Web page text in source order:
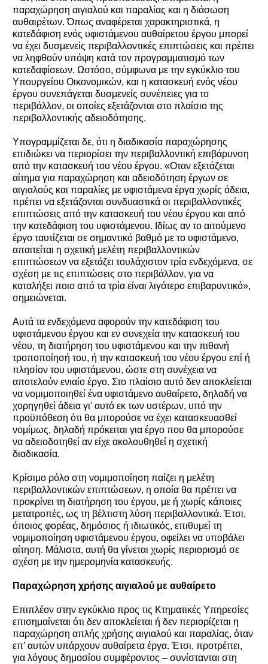
παραχώρηση αιγιαλού και παραλίας και η διάσωση
αυθαιρέτων. Όπως αναφέρεται χαρακτηριστικά, η
κατεδάφιση ενός υφιστάμενου αυθαίρετου έργου μπορεί
να έχει δυσμενείς περιβαλλοντικές επιπτώσεις και πρέπει
να ληφθούν υπόψη κατά τον προγραμματισμό των
κατεδαφίσεων. Ωστόσο, σύμφωνα με την εγκύκλιο του
Υπουργείου Οικονομικών, και η κατασκευή ενός νέου
έργου συνεπάγεται δυσμενείς συνέπειες για το
περιβάλλον, οι οποίες εξετάζονται στο πλαίσιο της
περιβαλλοντικής αδειοδότησης.
Υπογραμμίζεται δε, ότι η διαδικασία παραχώρησης
επιδιώκει να περιορίσει την περιβαλλοντική επιβάρυνση
από την κατασκευή του νέου έργου. «Οταν εξετάζεται
αίτημα για παραχώρηση και αδειοδότηση έργων σε
αιγιαλούς και παραλίες με υφιστάμενα έργα χωρίς άδεια,
πρέπει να εξετάζονται συνδυαστικά οι περιβαλλοντικές
επιπτώσεις από την κατασκευή του νέου έργου και από
την κατεδάφιση του υφιστάμενου. Ιδίως αν το αιτούμενο
έργο ταυτίζεται σε σημαντικό βαθμό με το υφιστάμενο,
απαιτείται η σχετική μελέτη περιβαλλοντικών
επιπτώσεων να εξετάζει τουλάχιστον τρία ενδεχόμενα, σε
σχέση με τις επιπτώσεις στο περιβάλλον, για να
καταλήξει ποιο από τα τρία είναι λιγότερο επιβαρυντικό»,
σημειώνεται.
Αυτά τα ενδεχόμενα αφορούν την κατεδάφιση του
υφιστάμενου έργου και εν συνεχεία την κατασκευή του
νέου, τη διατήρηση του υφιστάμενου και την πιθανή
τροποποίησή του, ή την κατασκευή του νέου έργου επί ή
πλησίον του υφιστάμενου, ώστε στη συνέχεια να
αποτελούν ενιαίο έργο. Στο πλαίσιο αυτό δεν αποκλείεται
να νομιμοποιηθεί ένα υφιστάμενο αυθαίρετο, δηλαδή να
χορηγηθεί άδεια γι’ αυτό εκ των υστέρων, υπό την
προϋπόθεση ότι θα μπορούσε να έχει κατασκευασθεί
νομίμως, δηλαδή πρόκειται για έργο που θα μπορούσε
να αδειοδοτηθεί αν είχε ακολουθηθεί η σχετική
διαδικασία.
Κρίσιμο ρόλο στη νομιμοποίηση παίζει η μελέτη
περιβαλλοντικών επιπτώσεων, η οποία θα πρέπει να
προκρίνει τη διατήρηση του έργου, με ή χωρίς κάποιες
μετατροπές, ως τη βέλτιστη λύση περιβαλλοντικά. Έτσι,
όποιος φορέας, δημόσιος ή ιδιωτικός, επιθυμεί τη
νομιμοποίηση υφιστάμενου έργου, οφείλει να υποβάλει
αίτηση. Μάλιστα, αυτή θα γίνεται χωρίς περιορισμό σε
σχέση με την ημερομηνία κατασκευής.
Παραχώρηση χρήσης αιγιαλού με αυθαίρετο
Επιπλέον στην εγκύκλιο προς τις Κτηματικές Υπηρεσίες
επισημαίνεται ότι δεν αποκλείεται ή δεν περιορίζεται η
παραχώρηση απλής χρήσης αιγιαλού και παραλίας, όταν
επ’ αυτών υπάρχουν αυθαίρετα έργα. Έτσι, προτρέπει,
για λόγους δημοσίου συμφέροντος – συνίστανται στη